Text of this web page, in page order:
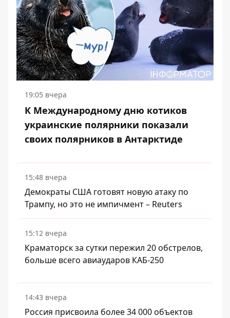
19:05 вчера
К Международному дню котиков
украинские полярники показали
своих полярников в Антарктиде
15:48 вчера
Демократы США готовят новую атаку по
Трампу, но это не импичмент – Reuters
15:12 вчера
Краматорск за сутки пережил 20 обстрелов,
больше всего авиаударов КАБ-250
14:43 вчера
Россия присвоила более 34 000 объектов